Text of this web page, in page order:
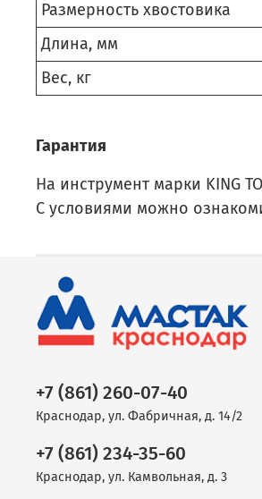
Размерность хвостовика
Длина, мм
Вес, кг
Гарантия
На инструмент марки KING
С условиями можно
+7 (861) 260-07-40
Краснодар, ул. Фабричная, д. 14/2
+7 (861) 234-35-60
Краснодар, ул. Камвольная, д. 3